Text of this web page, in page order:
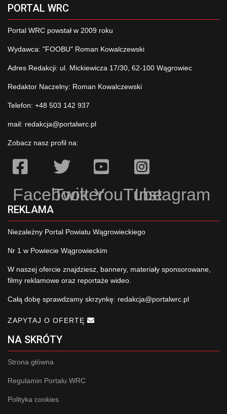
PORTAL WRC
Portal WRC powstał w 2009 roku
Wydawca: "FOOBU" Roman Kowalczewski
Adres Redakcji: ul. Mickiewicza 17/30, 62-100 Wągrowiec
Redaktor Naczelny: Roman Kowalczewski
Telefon: +48 503 142 937
mail: redakcja@portalwrc.pl
Zobacz nasz profil na:
Facebook
TwitterYouTubeInstagram
REKLAMA
Niezależny Portal Powiatu Wągrowieckiego
Nr 1 w Powiecie Wągrowieckim
W naszej ofercie znajdziesz, bannery, materiały sponsorowane,
filmy reklamowe oraz reportaże wideo.
Całą dobę sprawdzamy skrzynkę: redakcja@portalwrc.pl
ZAPYTAJ O OFERTĘ
NA SKRÓTY
Strona główna
Regulamin Portalu WRC
Polityka cookies